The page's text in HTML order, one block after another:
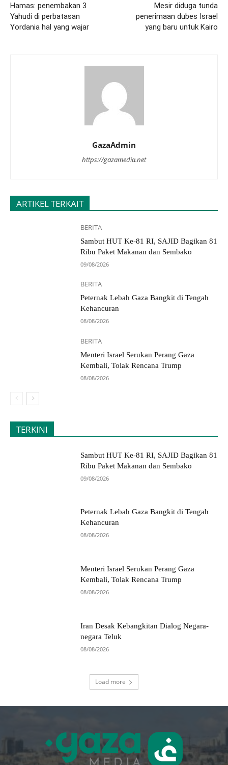
Hamas: penembakan 3
Yahudi di perbatasan
Yordania hal yang wajar
Mesir diduga tunda
penerimaan dubes Israel
yang baru untuk Kairo
GazaAdmin
https://gazamedia.net
ARTIKEL TERKAIT
BERITA
Sambut HUT Ke-81 RI, SAJID Bagikan 81
Ribu Paket Makanan dan Sembako
09/08/2026
BERITA
Peternak Lebah Gaza Bangkit di Tengah
Kehancuran
08/08/2026
BERITA
Menteri Israel Serukan Perang Gaza
Kembali, Tolak Rencana Trump
08/08/2026
TERKINI
Sambut HUT Ke-81 RI, SAJID Bagikan 81
Ribu Paket Makanan dan Sembako
09/08/2026
Peternak Lebah Gaza Bangkit di Tengah
Kehancuran
08/08/2026
Menteri Israel Serukan Perang Gaza
Kembali, Tolak Rencana Trump
08/08/2026
Iran Desak Kebangkitan Dialog Negara-
negara Teluk
08/08/2026
Load more